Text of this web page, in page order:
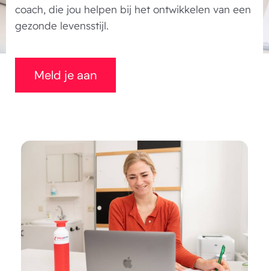
coach, die jou helpen bij het ontwikkelen van een
gezonde levensstijl.
Meld je aan